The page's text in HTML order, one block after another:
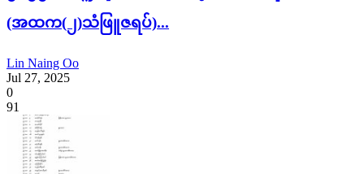
(အထက(၂)သံဖြူဇရပ်)...
Lin Naing Oo
Jul 27, 2025
0
91